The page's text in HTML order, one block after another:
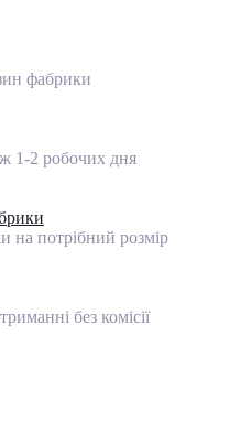
фабрики
1-2 робочих дня
на потрібний розмір
без комісії